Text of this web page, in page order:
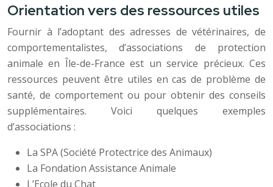
Orientation vers des ressources utiles
Fournir à l’adoptant des adresses de vétérinaires, de
comportementalistes, d’associations de protection
animale en Île-de-France est un service précieux. Ces
ressources peuvent être utiles en cas de problème de
santé, de comportement ou pour obtenir des conseils
supplémentaires. Voici quelques exemples
d’associations :
La SPA (Société Protectrice des Animaux)
La Fondation Assistance Animale
L’Ecole du Chat